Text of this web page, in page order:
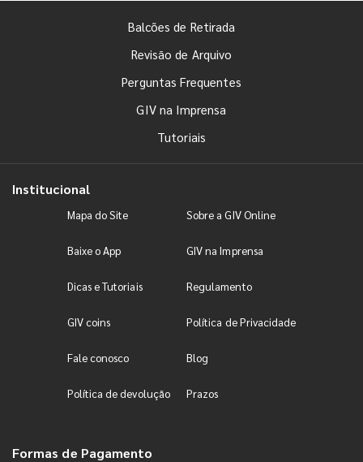
Balcões de Retirada
Revisão de Arquivo
Perguntas Frequentes
GIV na Imprensa
Tutoriais
Institucional
Mapa do Site Sobre a GIV Online
Baixe o App GIV na Imprensa
Dicas e Tutoriais Regulamento
GIV coins Política de Privacidade
Fale conosco Blog
Política de devolução Prazos
Formas de Pagamento